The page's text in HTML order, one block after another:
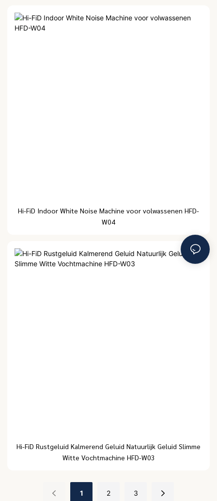
Hi-FiD Indoor White Noise Machine voor volwassenen HFD-
W04
Hi-FiD Rustgeluid Kalmerend Geluid Natuurlijk Geluid Slimme
Witte Vochtmachine HFD-W03
1 2 3